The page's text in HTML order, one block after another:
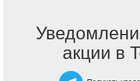
акции в